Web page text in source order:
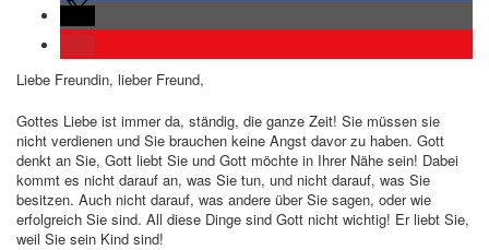
Liebe Freundin, lieber Freund,
Gottes Liebe ist immer da, ständig, die ganze Zeit! Sie müssen sie
nicht verdienen und Sie brauchen keine Angst davor zu haben. Gott
denkt an Sie, Gott liebt Sie und Gott möchte in Ihrer Nähe sein! Dabei
kommt es nicht darauf an, was Sie tun, und nicht darauf, was Sie
besitzen. Auch nicht darauf, was andere über Sie sagen, oder wie
erfolgreich Sie sind. All diese Dinge sind Gott nicht wichtig! Er liebt Sie,
weil Sie sein Kind sind!